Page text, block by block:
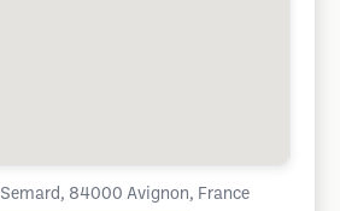
Semard, 84000 Avignon, France